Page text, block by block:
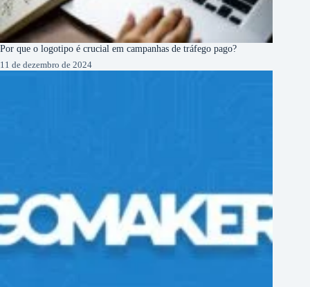
Por que o logotipo é crucial em campanhas de tráfego pago?
11 de dezembro de 2024